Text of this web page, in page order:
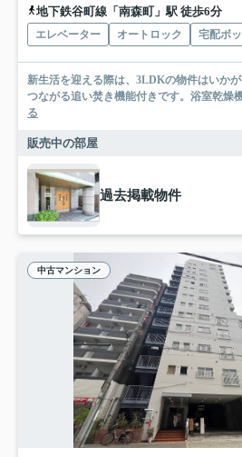
地下鉄谷町線「南森町」駅 徒歩6分
エレベーター オートロック 宅配ボ
新生活を迎える際は、3LDKの物件はいか
つながる追い焚き機能付きです。浴室乾燥
る
販売中の部屋
過去掲載物件
中古マンション